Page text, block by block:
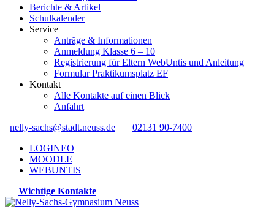
Berichte & Artikel
Schulkalender
Service
Anträge & Informationen
Anmeldung Klasse 6 – 10
Registrierung für Eltern WebUntis und Anleitung
Formular Praktikumsplatz EF
Kontakt
Alle Kontakte auf einen Blick
Anfahrt
nelly-sachs@stadt.neuss.de
02131 90-7400
LOGINEO
MOODLE
WEBUNTIS
Wichtige Kontakte